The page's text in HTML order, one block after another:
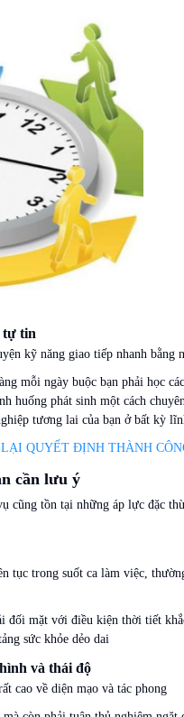
tự tin
kỹ năng giao tiếp nhanh bằng
mỗi ngày buộc bạn phải học
huống phát sinh một cách
tương lai của bạn ở bất kỳ
QUYẾT ĐỊNH THÀNH
cần lưu ý
cũng tồn tại những áp lực đặc
tục trong suốt ca làm việc,
đối mặt với điều kiện thời tiết
sức khỏe dẻo dai
và thái độ
cao về diện mạo và tác phong